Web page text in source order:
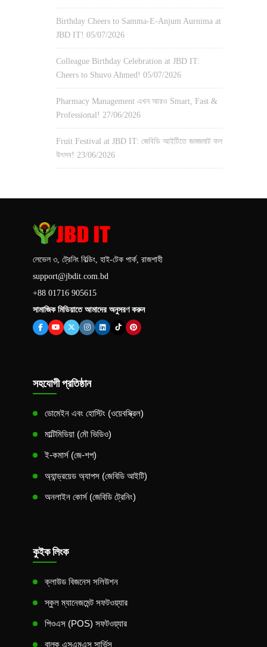
Birthday Cheers to Samma-E-Anjum Aurnima at
JBD IT! 05/07/2026
Colleague Birthday Celebration at JBD IT:
Cheers to Shuvo Ahmed! 05/07/2026
Pharmacy Management এখন আরও Smart, Fast &
Professional! 27/06/2026
Fruit Festival at JBD IT: জেবিডি আইটিতে জমজমাট ফল
উৎসব! 23/06/2026
লেভেল ৩, ট্রেনিং বিল্ডিং, হাই-টেক পার্ক, রাজশাহী
support@jbdit.com.bd
+88 01716 905615
সামাজিক মিডিয়াতে আমাদের অনুসরণ করুন
সহযোগী প্রতিষ্ঠান
ডোমেইন এবং হোস্টিং (ওয়েবস্ক্রিল)
মাল্টিমিডিয়া (মৌ ভিডিও)
ই-কমার্স (জে-শপ)
অ্যান্ড্রয়েড অ্যাপস (জেবিডি আইটি)
অনলাইন কোর্স (জেবিডি ট্রেনিং)
কুইক লিংক
ক্লাউড বিজনেস সলিউশন
স্কুল ম্যানেজমেন্ট সফটওয়্যার
পিওএস (POS) সফটওয়্যার
বাল্ক এসএমএস সার্ভিস